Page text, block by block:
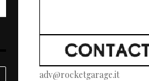
adv@rocketgarage.it